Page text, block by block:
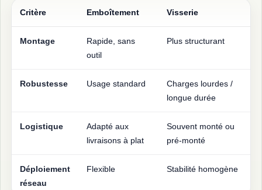
Critère Emboîtement Visserie
Montage
Rapide, sans
outil
Plus structurant
Robustesse Usage standard
Charges lourdes /
longue durée
Logistique
Adapté aux
livraisons à plat
Souvent monté ou
pré-monté
Déploiement
réseau
Flexible Stabilité homogène